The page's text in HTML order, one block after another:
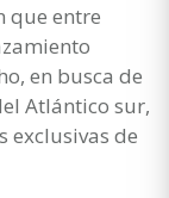
que entre
en busca de
Atlántico sur,
exclusivas de